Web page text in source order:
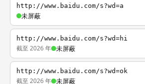
http://www.baidu.com/s?wd=a
未屏蔽
http://www.baidu.com/s?wd=hi
截至 2026 年 未屏蔽
http://www.baidu.com/s?wd=ok
截至 2026 年 未屏蔽